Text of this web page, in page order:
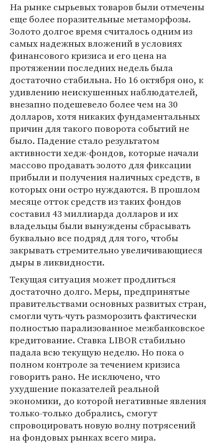
На рынке сырьевых товаров были отмечены
еще более поразительные метаморфозы.
Золото долгое время считалось одним из
самых надежных вложений в условиях
финансового кризиса и его цена на
протяжении последних недель была
достаточно стабильна. Но 16 октября оно, к
удивлению неискушенных наблюдателей,
внезапно подешевело более чем на 30
долларов, хотя никаких фундаментальных
причин для такого поворота событий не
было. Падение стало результатом
активности хедж-фондов, которые начали
массово продавать золото для фиксации
прибыли и получения наличных средств, в
которых они остро нуждаются. В прошлом
месяце отток средств из таких фондов
составил 43 миллиарда долларов и их
владельцы были вынуждены сбрасывать
буквально все подряд для того, чтобы
закрывать стремительно увеличивающиеся
дыры в ликвидности.
Текущая ситуация может продлиться
достаточно долго. Меры, предпринятые
правительствами основных развитых стран,
смогли чуть-чуть разморозить фактически
полностью парализованное межбанковское
кредитование. Ставка LIBOR стабильно
падала всю текущую неделю. Но пока о
полном контроле за течением кризиса
говорить рано. Не исключено, что
ухудшение показателей реальной
экономики, до которой негативные явления
только-только добрались, смогут
спровоцировать новую волну потрясений
на фондовых рынках всего мира.